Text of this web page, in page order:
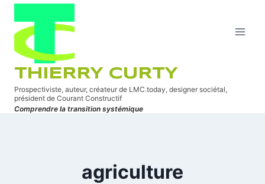
Aller
contenu
THIERRY CURTY
Prospectiviste, auteur, créateur de LMC.today, designer sociétal,
président de Courant Constructif
Comprendre la transition systémique
agriculture